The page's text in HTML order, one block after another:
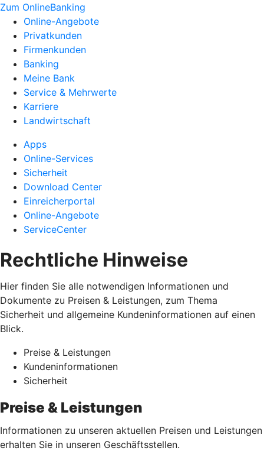
Zum OnlineBanking
Online-Angebote
Privatkunden
Firmenkunden
Banking
Meine Bank
Service & Mehrwerte
Karriere
Landwirtschaft
Apps
Online-Services
Sicherheit
Download Center
Einreicherportal
Online-Angebote
ServiceCenter
Rechtliche Hinweise
Hier finden Sie alle notwendigen Informationen und
Dokumente zu Preisen & Leistungen, zum Thema
Sicherheit und allgemeine Kundeninformationen auf einen
Blick.
Preise & Leistungen
Kundeninformationen
Sicherheit
Preise & Leistungen
Informationen zu unseren aktuellen Preisen und Leistungen
erhalten Sie in unseren Geschäftsstellen.